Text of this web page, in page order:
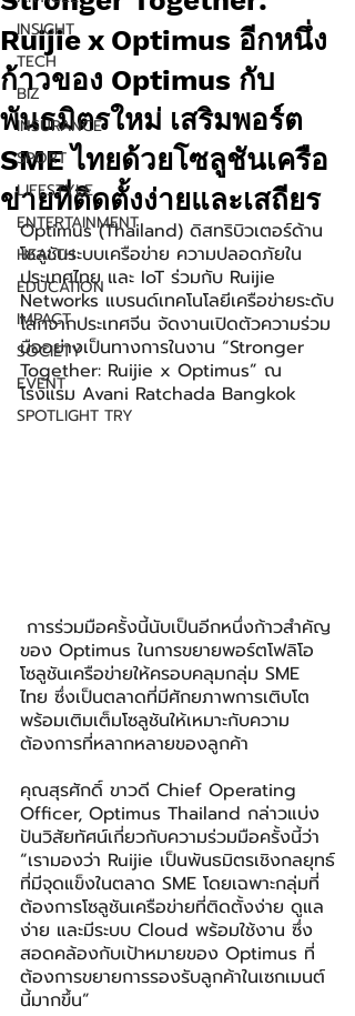
INSIGHT
TECH
BIZ
INSURANCE
SPORT
LIFESTYLE
ENTERTAINMENT
HEALTH
EDUCATION
IMPACT
SOCIETY
EVENT
SPOTLIGHT TRY
Ruijie x Optimus อีกหนึ่ง
ก้าวของ Optimus กับ
พันธมิตรใหม่ เสริมพอร์ต
SME ไทยด้วยโซลูชันเครือ
ข่ายที่ติดตั้งง่ายและเสถียร
Optimus (Thailand) ดิสทริบิวเตอร์ด้าน
โซลูชันระบบเครือข่าย ความปลอดภัยใน
ประเทศไทย และ IoT ร่วมกับ Ruijie
Networks แบรนด์เทคโนโลยีเครือข่ายระดับ
โลกจากประเทศจีน จัดงานเปิดตัวความร่วม
มืออย่างเป็นทางการในงาน “Stronger
Together: Ruijie x Optimus” ณ
โรงแรม Avani Ratchada Bangkok
การร่วมมือครั้งนี้นับเป็นอีกหนึ่งก้าวสำคัญ
ของ Optimus ในการขยายพอร์ตโฟลิโอ
โซลูชันเครือข่ายให้ครอบคลุมกลุ่ม SME
ไทย ซึ่งเป็นตลาดที่มีศักยภาพการเติบโต
พร้อมเติมเต็มโซลูชันให้เหมาะกับความ
ต้องการที่หลากหลายของลูกค้า
คุณสุรศักดิ์ ขาวดี Chief Operating
Officer, Optimus Thailand กล่าวแบ่ง
ปันวิสัยทัศน์เกี่ยวกับความร่วมมือครั้งนี้ว่า
“เรามองว่า Ruijie เป็นพันธมิตรเชิงกลยุทธ์
ที่มีจุดแข็งในตลาด SME โดยเฉพาะกลุ่มที่
ต้องการโซลูชันเครือข่ายที่ติดตั้งง่าย ดูแล
ง่าย และมีระบบ Cloud พร้อมใช้งาน ซึ่ง
สอดคล้องกับเป้าหมายของ Optimus ที่
ต้องการขยายการรองรับลูกค้าในเซกเมนต์
นี้มากขึ้น”